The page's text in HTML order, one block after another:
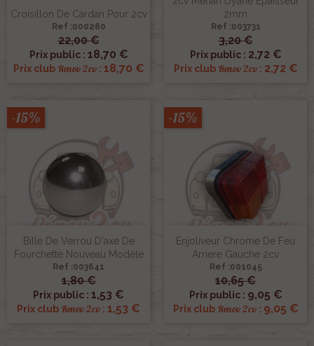
Croisillon De Cardan Pour 2cv
Ref :000260
22,00 €
Prix public : 18,70 €
Prix club Renov 2cv: 18,70 €
2mm
Ref :003731
3,20 €
Prix public : 2,72 €
Prix club Renov 2cv: 2,72 €
Bille De Verrou D'axe De
Fourchette Nouveau Modèle
Ref :003641
1,80 €
Prix public : 1,53 €
Prix club Renov 2cv : 1,53 €
-15%
Enjoliveur Chrome De Feu
Arriere Gauche 2cv
Ref :001045
10,65 €
Prix public : 9,05 €
Prix club Renov 2cv: 9,05 €
-15%